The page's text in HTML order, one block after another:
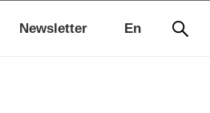
En
Newsletter